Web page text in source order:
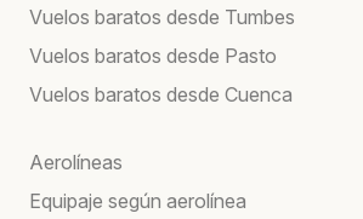
Vuelos baratos desde Tumbes
Vuelos baratos desde Pasto
Vuelos baratos desde Cuenca
Aerolíneas
Equipaje según aerolínea